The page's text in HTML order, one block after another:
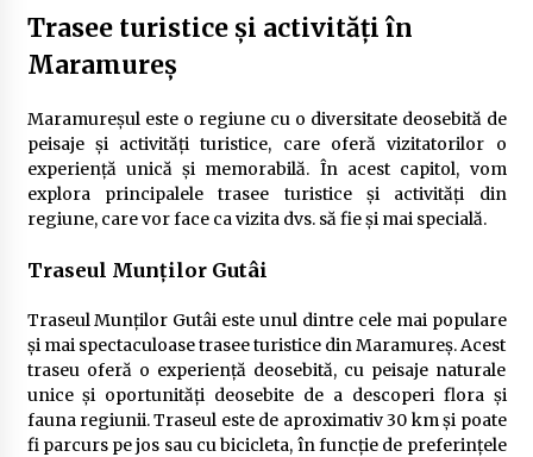
Trasee turistice și activități în
Maramureș
Maramureșul este o regiune cu o diversitate deosebită de
peisaje și activități turistice, care oferă vizitatorilor o
experiență unică și memorabilă. În acest capitol, vom
explora principalele trasee turistice și activități din
regiune, care vor face ca vizita dvs. să fie și mai specială.
Traseul Munților Gutâi
Traseul Munților Gutâi este unul dintre cele mai populare
și mai spectaculoase trasee turistice din Maramureș. Acest
traseu oferă o experiență deosebită, cu peisaje naturale
unice și oportunități deosebite de a descoperi flora și
fauna regiunii. Traseul este de aproximativ 30 km și poate
fi parcurs pe jos sau cu bicicleta, în funcție de preferințele